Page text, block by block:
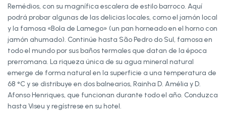
Remédios, con su magnífica escalera de estilo barroco. Aquí
podrá probar algunas de las delicias locales, como el jamón local
y la famosa «Bola de Lamego» (un pan horneado en el horno con
jamón ahumado). Continúe hasta São Pedro do Sul, famosa en
todo el mundo por sus baños termales que datan de la época
prerromana. La riqueza única de su agua mineral natural
emerge de forma natural en la superficie a una temperatura de
68 °C y se distribuye en dos balnearios, Rainha D. Amélia y D.
Afonso Henriques, que funcionan durante todo el año. Conduzca
hasta Viseu y regístrese en su hotel.